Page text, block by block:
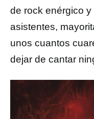
de rock enérgico
asistentes,
unos cuantos
dejar de cantar